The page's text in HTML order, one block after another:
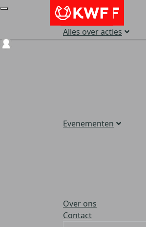
Alles over acties
Evenementen
Over ons
Contact